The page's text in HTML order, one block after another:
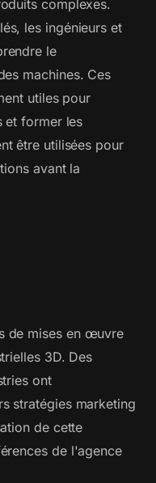
complexes.
les ingénieurs et
le
machines. Ces
utiles pour
et former les
être utilisées pour
avant la
de mises en œuvre
3D. Des
ont
stratégies marketing
de cette
de l'agence